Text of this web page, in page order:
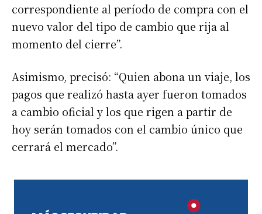
correspondiente al período de compra con el
nuevo valor del tipo de cambio que rija al
momento del cierre”.
Asimismo, precisó: “Quien abona un viaje, los
pagos que realizó hasta ayer fueron tomados
a cambio oficial y los que rigen a partir de
hoy serán tomados con el cambio único que
cerrará el mercado”.